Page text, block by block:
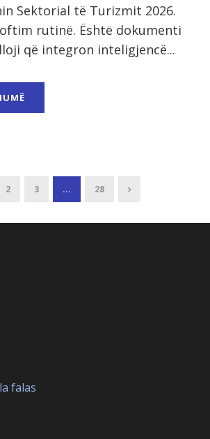
Sektorial të Turizmit 2026.
rutinë. Është dokumenti
që integron inteligjencë...
2 3 ... 28
falas